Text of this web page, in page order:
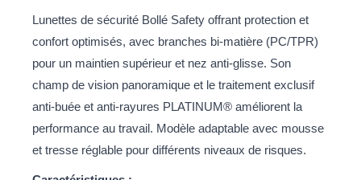
Lunettes de sécurité Bollé Safety offrant protection et
confort optimisés, avec branches bi-matière (PC/TPR)
pour un maintien supérieur et nez anti-glisse. Son
champ de vision panoramique et le traitement exclusif
anti-buée et anti-rayures PLATINUM® améliorent la
performance au travail. Modèle adaptable avec mousse
et tresse réglable pour différents niveaux de risques.